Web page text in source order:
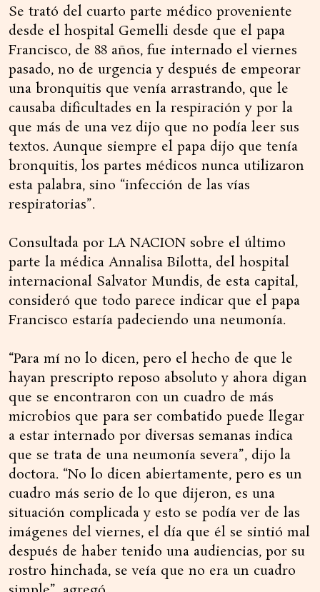
Se trató del cuarto parte médico proveniente
desde el hospital Gemelli desde que el papa
Francisco, de 88 años, fue internado el viernes
pasado, no de urgencia y después de empeorar
una bronquitis que venía arrastrando, que le
causaba dificultades en la respiración y por la
que más de una vez dijo que no podía leer sus
textos. Aunque siempre el papa dijo que tenía
bronquitis, los partes médicos nunca utilizaron
esta palabra, sino “infección de las vías
respiratorias”.
Consultada por LA NACION sobre el último
parte la médica Annalisa Bilotta, del hospital
internacional Salvator Mundis, de esta capital,
consideró que todo parece indicar que el papa
Francisco estaría padeciendo una neumonía.
“Para mí no lo dicen, pero el hecho de que le
hayan prescripto reposo absoluto y ahora digan
que se encontraron con un cuadro de más
microbios que para ser combatido puede llegar
a estar internado por diversas semanas indica
que se trata de una neumonía severa”, dijo la
doctora. “No lo dicen abiertamente, pero es un
cuadro más serio de lo que dijeron, es una
situación complicada y esto se podía ver de las
imágenes del viernes, el día que él se sintió mal
después de haber tenido una audiencias, por su
rostro hinchada, se veía que no era un cuadro